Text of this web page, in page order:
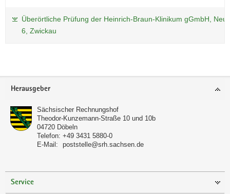
Überörtliche Prüfung der Heinrich-Braun-Klinikum gGmbH,
6, Zwickau
Footer-
Herausgeber
Sächsischer Rechnungshof
Theodor-Kunzemann-Straße 10 und 10b
04720 Döbeln
Telefon: +49 3431 5880-0
E-Mail:
poststelle@srh.sachsen.de
Service